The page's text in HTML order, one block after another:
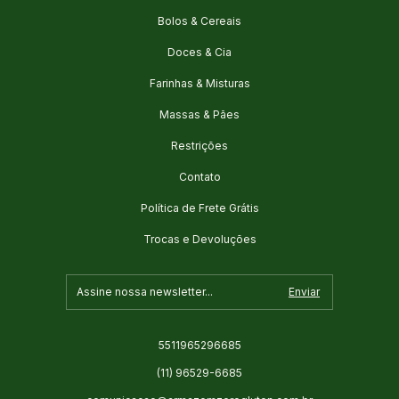
Bolos & Cereais
Doces & Cia
Farinhas & Misturas
Massas & Pães
Restrições
Contato
Política de Frete Grátis
Trocas e Devoluções
5511965296685
(11) 96529-6685